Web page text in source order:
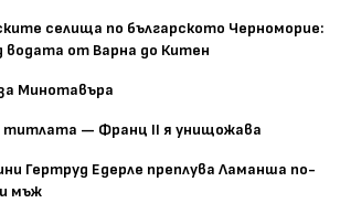
селища по българското Черноморие:
водата от Варна до Китен
Минотавъра
титлата — Франц II я унищожава
Гертруд Едерле преплува Ламанша по-
мъж